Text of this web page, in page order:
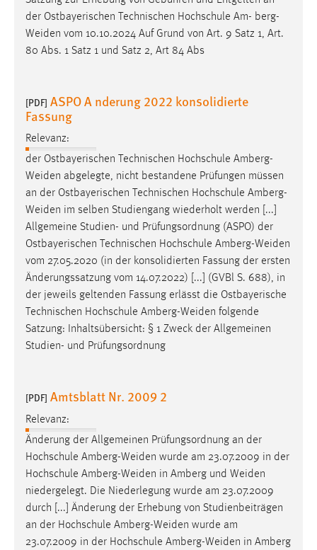
der Ostbayerischen Technischen Hochschule Am- berg-
Weiden vom 10.10.2024 Auf Grund von Art. 9 Satz 1, Art.
80 Abs. 1 Satz 1 und Satz 2, Art 84 Abs
[PDF] ASPO A nderung 2022 konsolidierte
Fassung
Relevanz:
der Ostbayerischen Technischen Hochschule Amberg-
Weiden abgelegte, nicht bestandene Prüfungen müssen
an der Ostbayerischen Technischen Hochschule Amberg-
Weiden im selben Studiengang wiederholt werden [...]
Allgemeine Studien- und Prüfungsordnung (ASPO) der
Ostbayerischen Technischen Hochschule Amberg-Weiden
vom 27.05.2020 (in der konsolidierten Fassung der ersten
Änderungssatzung vom 14.07.2022) [...] (GVBl S. 688), in
der jeweils geltenden Fassung erlässt die Ostbayerische
Technischen Hochschule Amberg-Weiden folgende
Satzung: Inhaltsübersicht: § 1 Zweck der Allgemeinen
Studien- und Prüfungsordnung
[PDF] Amtsblatt Nr. 2009 2
Relevanz:
Änderung der Allgemeinen Prüfungsordnung an der
Hochschule Amberg-Weiden wurde am 23.07.2009 in der
Hochschule Amberg-Weiden in Amberg und Weiden
niedergelegt. Die Niederlegung wurde am 23.07.2009
durch [...] Änderung der Erhebung von Studienbeiträgen
an der Hochschule Amberg-Weiden wurde am
23.07.2009 in der Hochschule Amberg-Weiden in Amberg